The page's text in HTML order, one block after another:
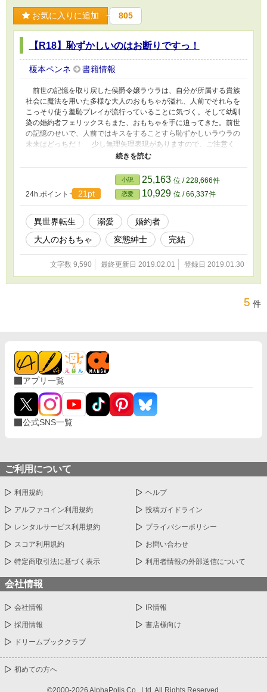
お気に入りに追加 805
【R18】恥ずかしいのはお断りですっ！
榎本ペンネ 書籍情報
前世の記憶を取り戻した侯爵令嬢ラウラは、自分が所属する貴族
社会に魔法を用いた多様な大人のおもちゃが溢れ、人前でそれらを
こっそり使う羞恥プレイが流行っていることに気づく。そして幼馴
染の婚約者フェリックスもまた、おもちゃを手に迫ってきた。前世
の記憶のせいで、人前ではキスをすることすら恥ずかしいラウラの
未来はどっちだ！ 少し無理矢理表現がありますので、ご注意く
ださい。 ムーンライトノベルズ様にも投稿しております。
編なのにまさかの……。読者の皆さま、ありがとうございます！
◇2019/02/05 HOTランキング最高27位、第12回恋愛小説大賞75位
になりました！ ◇一旦完結とはしましたが、またこの二人で書き
たいなぁと思っております。
24h.ポイント 21pt
小説 25,163 位 / 228,666件
恋愛 10,929 位 / 66,337件
異世界転生 溺愛
婚約者
大人のおもちゃ
変態紳士 完結
文字数 9,590 最終更新日 2019.02.01 登録日 2019.01.30
5 件
アプリ一覧
公式SNS一覧
ご利用について
利用規約 ヘルプ
アルファコイン利用規約 投稿ガイドライン
レンタルサービス利用規約 プライバシーポリシー
スコア利用規約 お問い合わせ
特定商取引法に基づく表示 利用者情報の外部送信について
会社情報
会社情報 IR情報
採用情報 書店様向け
ドリームブッククラブ
初めての方へ
©2000-2026 AlphaPolis Co., Ltd. All Rights Reserved.